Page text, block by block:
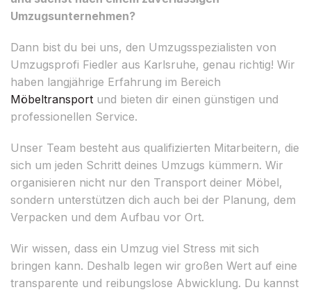
Umzugsunternehmen?
Dann bist du bei uns, den Umzugsspezialisten von
Umzugsprofi Fiedler aus Karlsruhe, genau richtig! Wir
haben langjährige Erfahrung im Bereich
Möbeltransport und bieten dir einen günstigen und
professionellen Service.
Unser Team besteht aus qualifizierten Mitarbeitern, die
sich um jeden Schritt deines Umzugs kümmern. Wir
organisieren nicht nur den Transport deiner Möbel,
sondern unterstützen dich auch bei der Planung, dem
Verpacken und dem Aufbau vor Ort.
Wir wissen, dass ein Umzug viel Stress mit sich
bringen kann. Deshalb legen wir großen Wert auf eine
transparente und reibungslose Abwicklung. Du kannst